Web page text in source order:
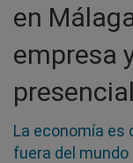
en
empresa
presencial
La economía es
fuera del